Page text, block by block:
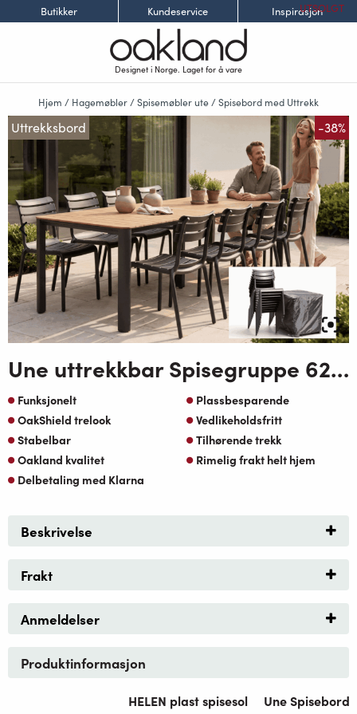
Butikker Kundeservice Inspirasjon
Designet i Norge. Laget for å vare
Hjem / Hagemøbler /Spisemøbler ute /Spisebord med Uttrekk
Uttrekksbord -38%
Une uttrekkbar Spisegruppe 62-269cm med Helen stablestoler-koks-oakshield
Funksjonelt
Plassbesparende
OakShield trelook
Vedlikeholdsfritt
Stabelbar
Tilhørende trekk
Oakland kvalitet
Rimelig frakt helt hjem
Delbetaling med Klarna
UTSOLGT
Beskrivelse
Frakt
Anmeldelser
Produktinformasjon
HELEN plast spisesol
Une Spisebord